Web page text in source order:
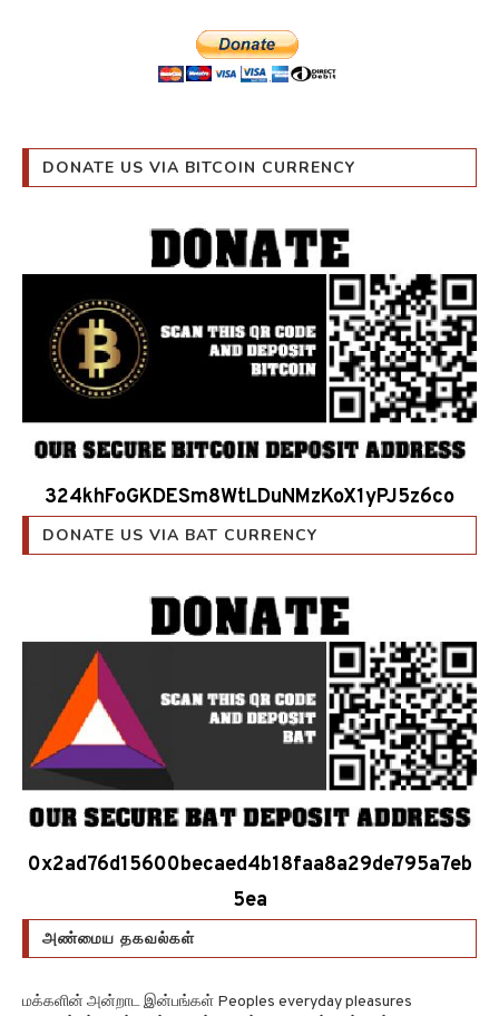
DONATE US VIA BITCOIN CURRENCY
324khFoGKDESm8WtLDuNMzKoX1yPJ5z6co
DONATE US VIA BAT CURRENCY
0x2ad76d15600becaed4b18faa8a29de795a7eb
5ea
அண்மைய தகவல்கள்
மக்களின் அன்றாட இன்பங்கள் Peoples everyday pleasures